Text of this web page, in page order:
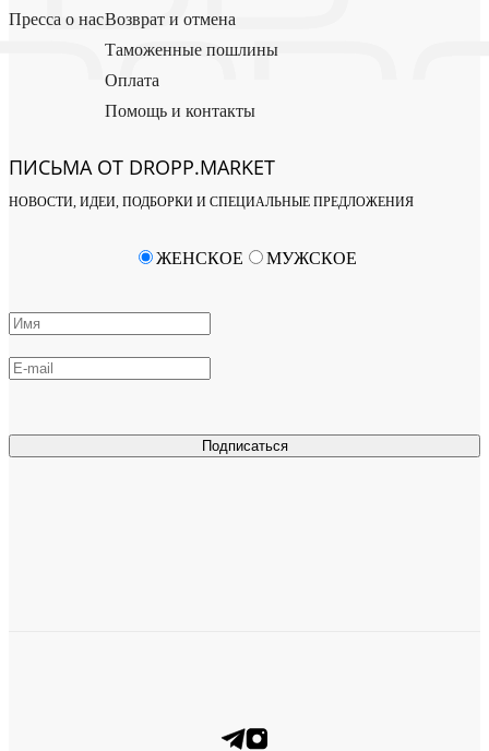
Пресса о насВозврат и отмена
Таможенные пошлины
Оплата
Помощь и контакты
ПИСЬМА ОТ DROPP.MARKET
НОВОСТИ, ИДЕИ, ПОДБОРКИ И СПЕЦИАЛЬНЫЕ ПРЕДЛОЖЕНИЯ
Подписаться
ЖЕНСКОЕ МУЖСКОЕ